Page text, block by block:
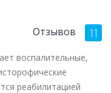
Отзывов 11
воспалительные,
реабилитацией